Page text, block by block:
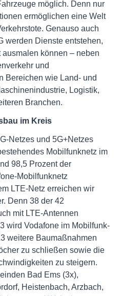
möglich. Denn nur
ermöglichen eine Welt
Genauso auch
werden Dienste entstehen,
können – neben
und
Bereichen wie Land- und
Logistik,
Branchen.
im Kreis
Netzes und 5G+Netzes
Mobilfunknetz im
98,5 Prozent der
Mobilfunknetz
LTE-Netz erreichen wir
Denn 38 der 42
mit LTE-Antennen
wird Vodafone im Mobilfunk-
weitere Baumaßnahmen
zu schließen sowie die
zu steigern.
Bad Ems (3x),
Heistenbach, Arzbach,